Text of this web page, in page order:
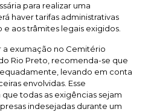
para realizar uma
haver tarifas administrativas
e aos trâmites legais exigidos.
a exumação no Cemitério
Rio Preto, recomenda-se que
levando em conta
envolvidas. Esse
todas as exigências sejam
indesejadas durante um